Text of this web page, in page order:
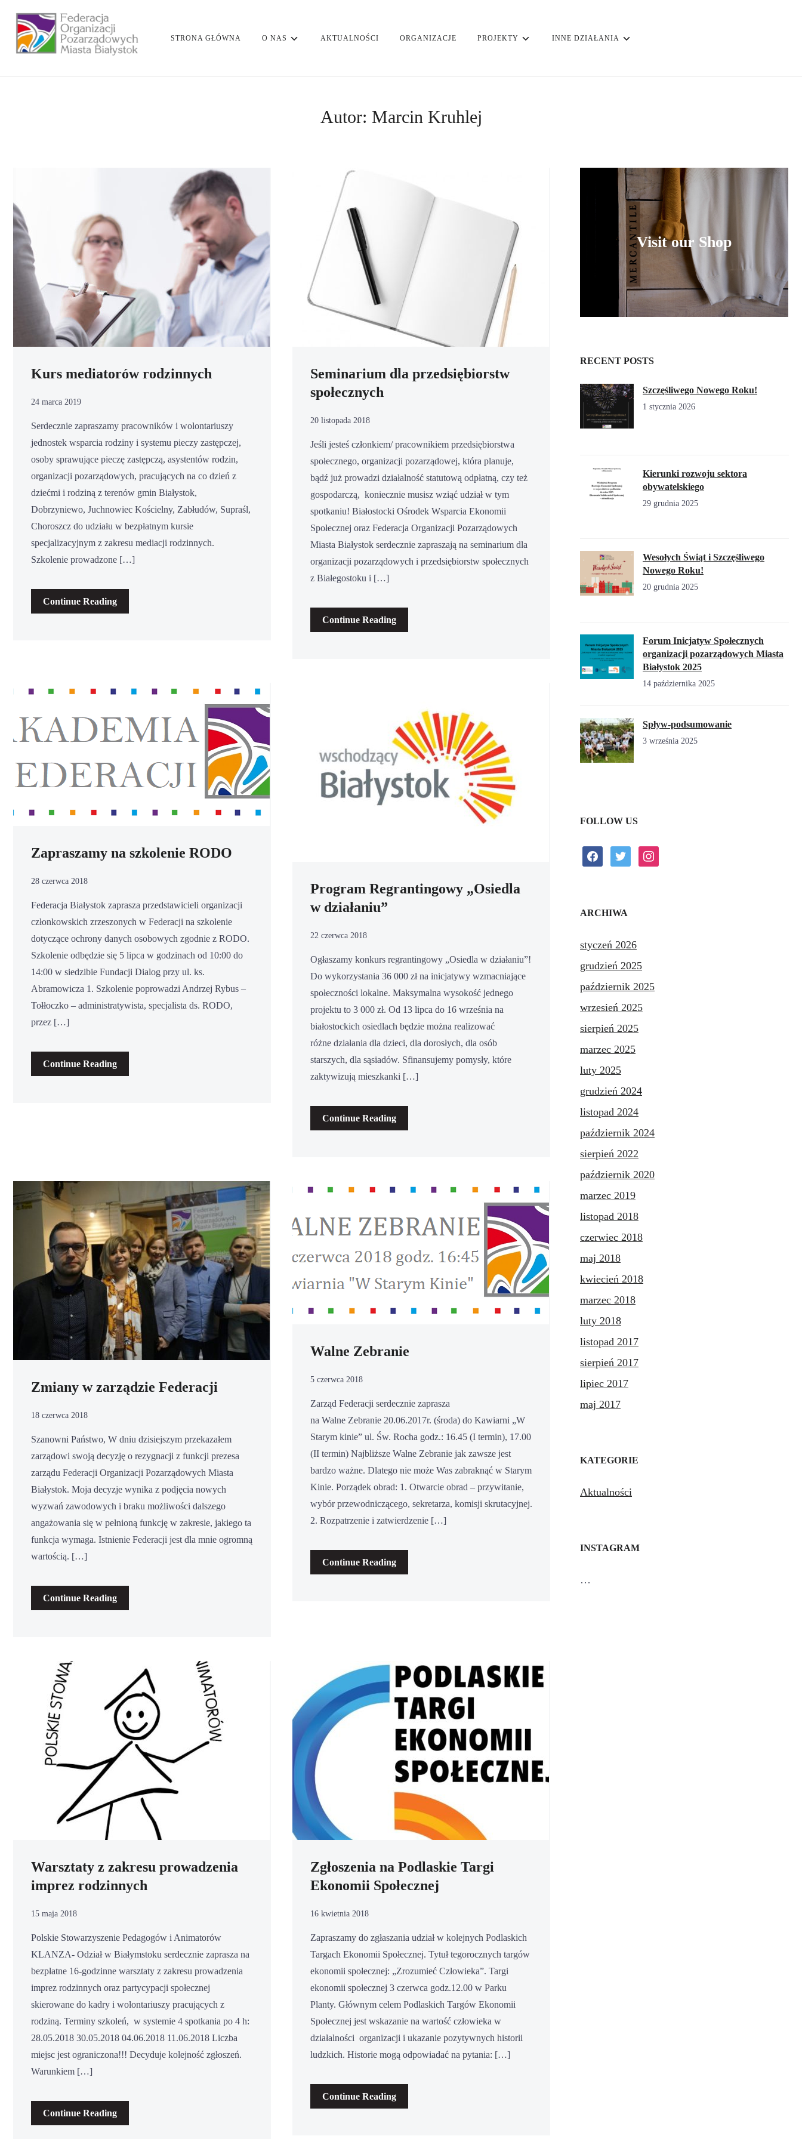
STRONA GŁÓWNA O NAS AKTUALNOŚCI ORGANIZACJE PROJEKTY INNE DZIAŁANIA
Autor: Marcin Kruhlej
Kurs mediatorów rodzinnych
24 marca 2019
Serdecznie zapraszamy pracowników i wolontariuszy
jednostek wsparcia rodziny i systemu pieczy zastępczej,
osoby sprawujące pieczę zastępczą, asystentów rodzin,
organizacji pozarządowych, pracujących na co dzień z
dziećmi i rodziną z terenów gmin Białystok,
Dobrzyniewo, Juchnowiec Kościelny, Zabłudów, Supraśl,
Choroszcz do udziału w bezpłatnym kursie
specjalizacyjnym z zakresu mediacji rodzinnych.
Szkolenie prowadzone […]
Continue Reading
Seminarium dla przedsiębiorstw
społecznych
20 listopada 2018
Jeśli jesteś członkiem/ pracownikiem przedsiębiorstwa
społecznego, organizacji pozarządowej, która planuje,
bądź już prowadzi działalność statutową odpłatną, czy też
gospodarczą, koniecznie musisz wziąć udział w tym
spotkaniu! Białostocki Ośrodek Wsparcia Ekonomii
Społecznej oraz Federacja Organizacji Pozarządowych
Miasta Białystok serdecznie zapraszają na seminarium dla
organizacji pozarządowych i przedsiębiorstw społecznych
z Białegostoku i […]
Continue Reading
Zapraszamy na szkolenie RODO
28 czerwca 2018
Federacja Białystok zaprasza przedstawicieli organizacji
członkowskich zrzeszonych w Federacji na szkolenie
dotyczące ochrony danych osobowych zgodnie z RODO.
Szkolenie odbędzie się 5 lipca w godzinach od 10:00 do
14:00 w siedzibie Fundacji Dialog przy ul. ks.
Abramowicza 1. Szkolenie poprowadzi Andrzej Rybus –
Tołłoczko – administratywista, specjalista ds. RODO,
przez […]
Continue Reading
Program Regrantingowy „Osiedla
w działaniu”
22 czerwca 2018
Ogłaszamy konkurs regrantingowy „Osiedla w działaniu”!
Do wykorzystania 36 000 zł na inicjatywy wzmacniające
społeczności lokalne. Maksymalna wysokość jednego
projektu to 3 000 zł. Od 13 lipca do 16 września na
białostockich osiedlach będzie można realizować
różne działania dla dzieci, dla dorosłych, dla osób
starszych, dla sąsiadów. Sfinansujemy pomysły, które
zaktywizują mieszkanki […]
Continue Reading
Zmiany w zarządzie Federacji
18 czerwca 2018
Szanowni Państwo, W dniu dzisiejszym przekazałem
zarządowi swoją decyzję o rezygnacji z funkcji prezesa
zarządu Federacji Organizacji Pozarządowych Miasta
Białystok. Moja decyzje wynika z podjęcia nowych
wyzwań zawodowych i braku możliwości dalszego
angażowania się w pełnioną funkcję w zakresie, jakiego ta
funkcja wymaga. Istnienie Federacji jest dla mnie ogromną
wartością. […]
Continue Reading
Walne Zebranie
5 czerwca 2018
Zarząd Federacji serdecznie zaprasza
na Walne Zebranie 20.06.2017r. (środa) do Kawiarni „W
Starym kinie” ul. Św. Rocha godz.: 16.45 (I termin), 17.00
(II termin) Najbliższe Walne Zebranie jak zawsze jest
bardzo ważne. Dlatego nie może Was zabraknąć w Starym
Kinie. Porządek obrad: 1. Otwarcie obrad – przywitanie,
wybór przewodniczącego, sekretarza, komisji skrutacyjnej.
2. Rozpatrzenie i zatwierdzenie […]
Continue Reading
Warsztaty z zakresu prowadzenia
imprez rodzinnych
15 maja 2018
Polskie Stowarzyszenie Pedagogów i Animatorów
KLANZA- Odział w Białymstoku serdecznie zaprasza na
bezpłatne 16-godzinne warsztaty z zakresu prowadzenia
imprez rodzinnych oraz partycypacji społecznej
skierowane do kadry i wolontariuszy pracujących z
rodziną. Terminy szkoleń, w systemie 4 spotkania po 4 h:
28.05.2018 30.05.2018 04.06.2018 11.06.2018 Liczba
miejsc jest ograniczona!!! Decyduje kolejność zgłoszeń.
Warunkiem […]
Continue Reading
Zgłoszenia na Podlaskie Targi
Ekonomii Społecznej
16 kwietnia 2018
Zapraszamy do zgłaszania udział w kolejnych Podlaskich
Targach Ekonomii Społecznej. Tytuł tegorocznych targów
ekonomii społecznej: „Zrozumieć Człowieka”. Targi
ekonomii społecznej 3 czerwca godz.12.00 w Parku
Planty. Głównym celem Podlaskich Targów Ekonomii
Społecznej jest wskazanie na wartość człowieka w
działalności organizacji i ukazanie pozytywnych historii
ludzkich. Historie mogą odpowiadać na pytania: […]
Continue Reading
Visit our Shop
RECENT POSTS
Szczęśliwego Nowego Roku!
1 stycznia 2026
Kierunki rozwoju sektora
obywatelskiego
29 grudnia 2025
Wesołych Świąt i Szczęśliwego
Nowego Roku!
20 grudnia 2025
Forum Inicjatyw Społecznych
organizacji pozarządowych Miasta
Białystok 2025
14 października 2025
Spływ-podsumowanie
3 września 2025
FOLLOW US
facebooktwitter instagram
ARCHIWA
styczeń 2026
grudzień 2025
październik 2025
wrzesień 2025
sierpień 2025
marzec 2025
luty 2025
grudzień 2024
listopad 2024
październik 2024
sierpień 2022
październik 2020
marzec 2019
listopad 2018
czerwiec 2018
maj 2018
kwiecień 2018
marzec 2018
luty 2018
listopad 2017
sierpień 2017
lipiec 2017
maj 2017
KATEGORIE
Aktualności
INSTAGRAM
…